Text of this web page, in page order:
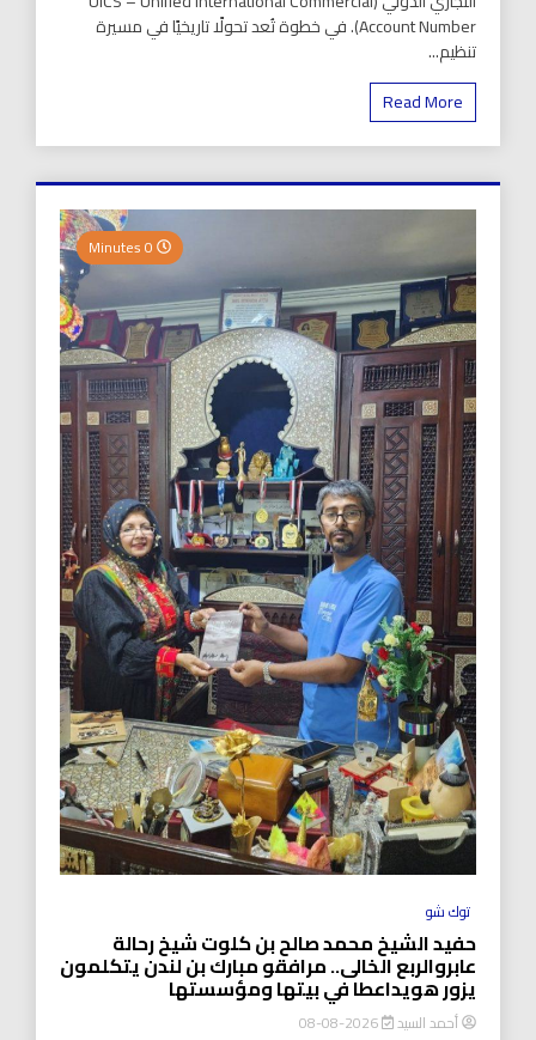
Account Number). في خطوة تُعد تحولًا تاريخيًا في مسيرة
تنظيم...
Read More
توك شو
حفيد الشيخ محمد صالح بن كلوت شيخ رحالة
عابروالربع الخالى.. مرافقو مبارك بن لندن يتكلمون
يزور هويداعطا في بيتها ومؤسستها
أحمد السيد 2026-08-08